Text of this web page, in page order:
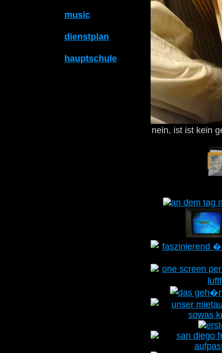
music
dienstplan
hauptschule
nein, ist ist kein